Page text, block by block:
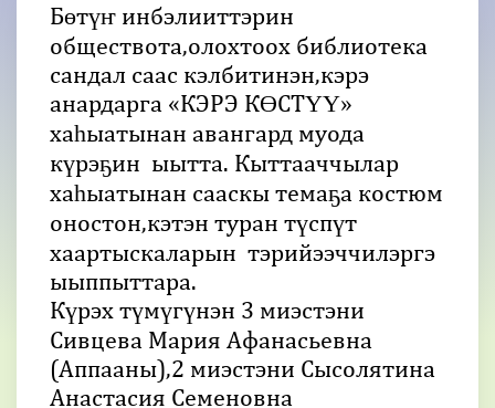
Бөтүҥ инбэлииттэрин
обществота,олохтоох библиотека
сандал саас кэлбитинэн,кэрэ
анардарга «КЭРЭ КӨСТҮҮ»
хаһыатынан авангард муода
күрэҕин ыытта. Кыттааччылар
хаһыатынан сааскы темаҕа костюм
оностон,кэтэн туран түспүт
хаартыскаларын тэрийээччилэргэ
ыыппыттара.
Күрэх түмүгүнэн 3 миэстэни
Сивцева Мария Афанасьевна
(Аппааны),2 миэстэни Сысолятина
Анастасия Семеновна